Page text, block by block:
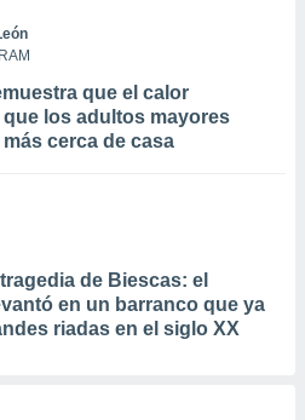
que el calor
los adultos mayores
cerca de casa
de Biescas: el
en un barranco que ya
riadas en el siglo XX